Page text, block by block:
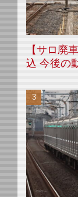
【サロ廃
込 今後の